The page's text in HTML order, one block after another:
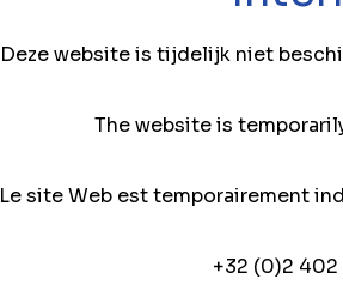
Deze website is tijdelijk niet
The website is
Le site Web est temporairement
+32 (0)2 402